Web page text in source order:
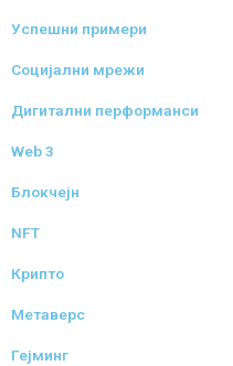
Успешни примери
Социјални мрежи
Дигитални перформанси
Web 3
Блокчејн
NFT
Крипто
Метаверс
Гејминг